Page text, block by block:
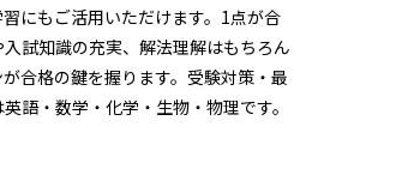
にもご活用いただけます。1点が合
試知識の充実、解法理解はもちろん
合格の鍵を握ります。受験対策・最
語・数学・化学・生物・物理です。